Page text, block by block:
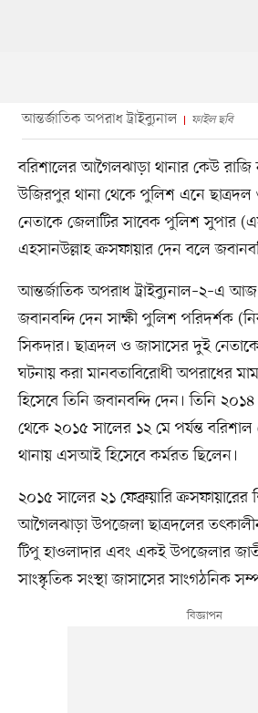
আন্তর্জাতিক অপরাধ ট্রাইব্যুনাল ফাইল ছবি
বরিশালের আগৈলঝাড়া থানার কেউ রাজি
উজিরপুর থানা থেকে পুলিশ এনে
নেতাকে জেলাটির সাবেক পুলিশ সুপার
এহসানউল্লাহ ক্রসফায়ার দেন বলে
আন্তর্জাতিক অপরাধ ট্রাইব্যুনাল–২–এ
জবানবন্দি দেন সাক্ষী পুলিশ পরিদর্শক
সিকদার। ছাত্রদল ও জাসাসের দুই
ঘটনায় করা মানবতাবিরোধী অপরাধের
হিসেবে তিনি জবানবন্দি দেন। তিনি
থেকে ২০১৫ সালের ১২ মে পর্যন্ত
থানায় এসআই হিসেবে কর্মরত ছিলেন।
২০১৫ সালের ২১ ফেব্রুয়ারি
আগৈলঝাড়া উপজেলা ছাত্রদলের
টিপু হাওলাদার এবং একই উপজেলার
সাংস্কৃতিক সংস্থা জাসাসের সাংগঠনিক